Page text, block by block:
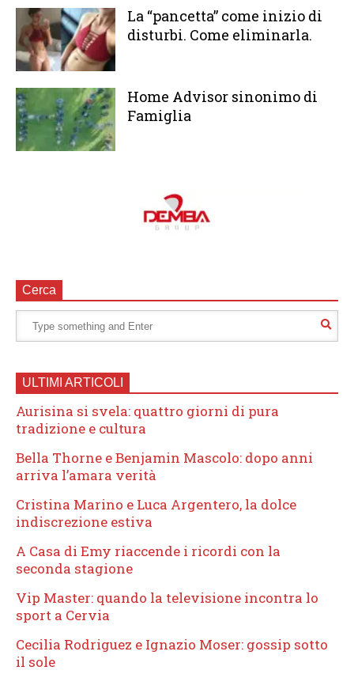
La “pancetta” come inizio di
disturbi. Come eliminarla.
Home Advisor sinonimo di
Famiglia
Cerca
ULTIMI ARTICOLI
Aurisina si svela: quattro giorni di pura
tradizione e cultura
Bella Thorne e Benjamin Mascolo: dopo anni
arriva l’amara verità
Cristina Marino e Luca Argentero, la dolce
indiscrezione estiva
A Casa di Emy riaccende i ricordi con la
seconda stagione
Vip Master: quando la televisione incontra lo
sport a Cervia
Cecilia Rodriguez e Ignazio Moser: gossip sotto
il sole